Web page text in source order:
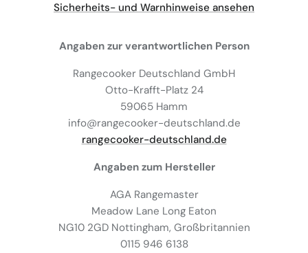
Sicherheits- und Warnhinweise ansehen
Angaben zur verantwortlichen Person
Rangecooker Deutschland GmbH
Otto-Krafft-Platz 24
59065 Hamm
info@rangecooker-deutschland.de
rangecooker-deutschland.de
Angaben zum Hersteller
AGA Rangemaster
Meadow Lane Long Eaton
NG10 2GD Nottingham, Großbritannien
0115 946 6138